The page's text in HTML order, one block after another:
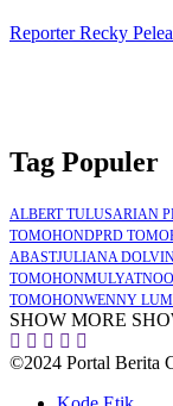
Reporter Recky
Tag Populer
ALBERT TULUSARIAN
TOMOHONDPRD
ABASTJULIANA
TOMOHONMULYATNO
TOMOHONWENNY
SHOW MORE
©2024 Portal Berita